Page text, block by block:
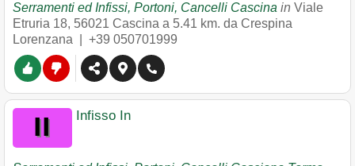
Serramenti ed Infissi, Portoni, Cancelli Cascina in Viale
Etruria 18, 56021 Cascina a 5.41 km. da Crespina
Lorenzana | +39 050701999
Infisso In